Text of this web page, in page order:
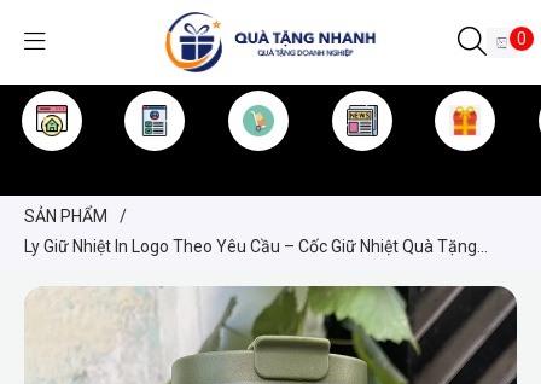
0
SẢN PHẨM
/
Ly Giữ Nhiệt In Logo Theo Yêu Cầu – Cốc Giữ Nhiệt Quà Tặng